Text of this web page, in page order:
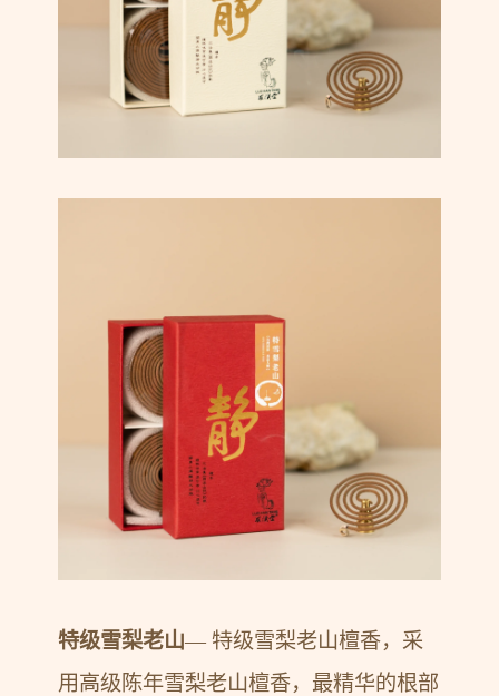
特级雪梨老山— 特级雪梨老山檀香，采
用高级陈年雪梨老山檀香，最精华的根部